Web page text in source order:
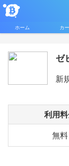
ホーム カ
ゼ
新
利用
無料